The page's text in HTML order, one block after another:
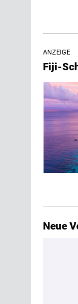
ANZEIGE
Fiji-
Neue